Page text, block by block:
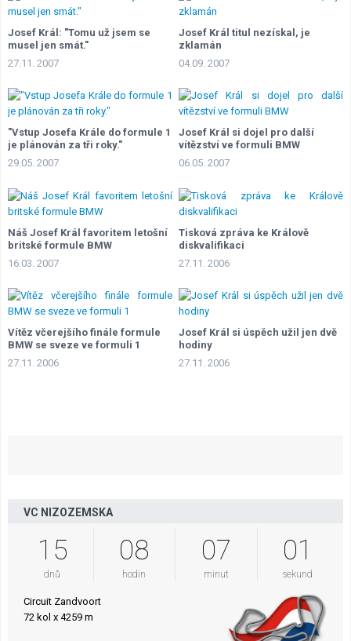
Josef Král: "Tomu už jsem se
musel jen smát."
27.11. 2007
Josef Král titul nezískal, je
zklamán
04.09. 2007
"Vstup Josefa Krále do formule 1
je plánován za tři roky."
29.05. 2007
Josef Král si dojel pro další
vítězství ve formuli BMW
06.05. 2007
Náš Josef Král favoritem letošní
britské formule BMW
16.03. 2007
Tisková zpráva ke Králově
diskvalifikaci
27.11. 2006
Vítěz včerejšího finále formule
BMW se sveze ve formuli 1
27.11. 2006
Josef Král si úspěch užil jen dvě
hodiny
27.11. 2006
VC NIZOZEMSKA
15
dnů
08
hodin
07
minut
00
sekund
Circuit Zandvoort
72 kol x 4259 m